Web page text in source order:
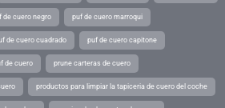
de cuero negro puf de cuero marroqui
de cuero cuadrado puf de cuero capitone
de cuero prune carteras de cuero
productos para limpiar la tapiceria de cuero del coche